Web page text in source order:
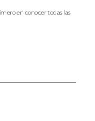
en conocer todas las